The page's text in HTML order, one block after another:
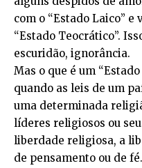
com o “Estado Laico”
“Estado Teocrático”.
escuridão, ignorância.
Mas o que é um
quando as leis de um
uma determinada
líderes religiosos ou
liberdade religiosa, a
de pensamento ou de